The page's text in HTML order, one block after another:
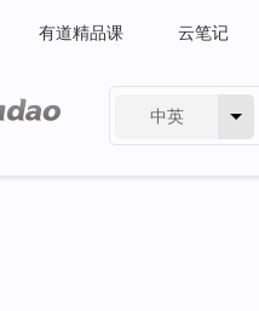
有道精品课 云笔记
中英